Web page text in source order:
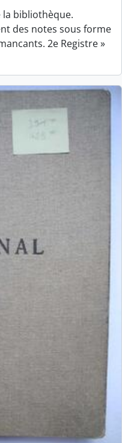
bibliothèque.
des notes sous forme
2e Registre »